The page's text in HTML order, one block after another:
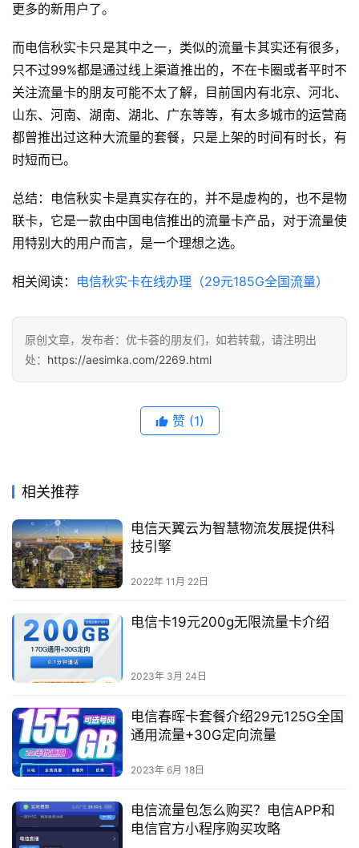
信
套
餐
联
通
餐
通
知
热
门
文
资
讯
更多的新用户了。
而电信秋实卡只是其中之一，类似的流量卡其实还有很多，
只不过99%都是通过线上渠道推出的，不在卡圈或者平时不
关注流量卡的朋友可能不太了解，目前国内有北京、河北、
山东、河南、湖南、湖北、广东等等，有太多城市的运营商
都曾推出过这种大流量的套餐，只是上架的时间有时长，有
时短而已。
总结：电信秋实卡是真实存在的，并不是虚构的，也不是物
联卡，它是一款由中国电信推出的流量卡产品，对于流量使
用特别大的用户而言，是一个理想之选。
相关阅读： 电信秋实卡在线办理（29元185G全国流量）
原创文章，发布者：优卡荟的朋友们，如若转载，请注明出
处： https://aesimka.com/2269.html
赞 (1)
相关推荐
电信天翼云为智慧物流发展提供科
技引擎
2022年 11月 22日
电信卡19元200g无限流量卡介绍
2023年 3月 24日
电信春晖卡套餐介绍29元125G全国
通用流量+30G定向流量
2023年 6月 18日
电信流量包怎么购买？电信APP和
电信官方小程序购买攻略